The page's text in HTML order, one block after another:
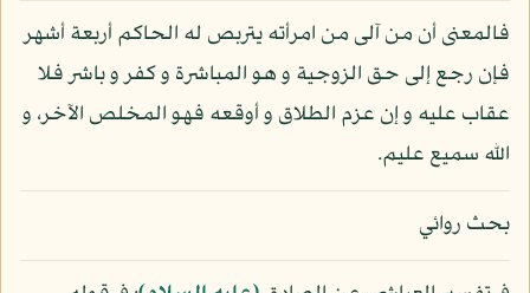
فالمعنى أن من آلى من امرأته يتربص له الحاكم أربعة أشهر
فإن رجع إلى حق الزوجية و هو المباشرة و كفر و باشر فلا
عقاب عليه و إن عزم الطلاق و أوقعه فهو المخلص الآخر، و
الله سميع عليم.
بحث روائي